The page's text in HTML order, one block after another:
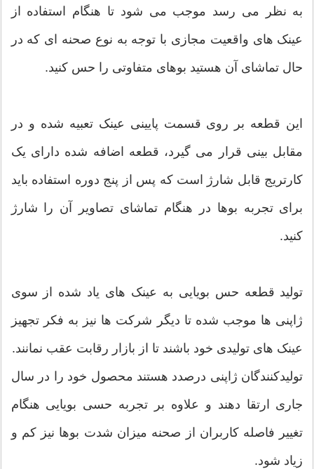
به نظر می رسد موجب می شود تا هنگام استفاده از
عینک های واقعیت مجازی با توجه به نوع صحنه ای که در
حال تماشای آن هستید بوهای متفاوتی را حس کنید.
این قطعه بر روی قسمت پایینی عینک تعبیه شده و در
مقابل بینی قرار می گیرد، قطعه اضافه شده دارای یک
کارتریج قابل شارژ است که پس از پنج دوره استفاده باید
برای تجربه بوها در هنگام تماشای تصاویر آن را شارژ
کنید.
تولید قطعه حس بویایی به عینک های یاد شده از سوی
ژاپنی ها موجب شده تا دیگر شرکت ها نیز به فکر تجهیز
عینک های تولیدی خود باشند تا از بازار رقابت عقب نمانند.
تولیدکنندگان ژاپنی درصدد هستند محصول خود را در سال
جاری ارتقا دهند و علاوه بر تجربه حسی بویایی هنگام
تغییر فاصله کاربران از صحنه میزان شدت بوها نیز کم و
زیاد شود.